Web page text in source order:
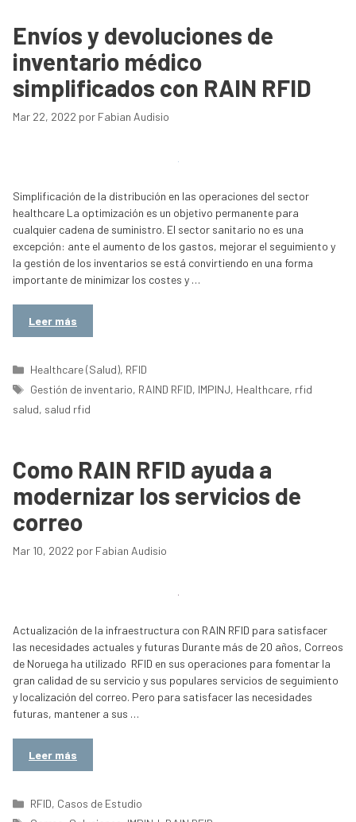
Envíos y devoluciones de
inventario médico
simplificados con RAIN RFID
Mar 22, 2022 por Fabian Audisio
Simplificación de la distribución en las operaciones del sector
healthcare La optimización es un objetivo permanente para
cualquier cadena de suministro. El sector sanitario no es una
excepción: ante el aumento de los gastos, mejorar el seguimiento y
la gestión de los inventarios se está convirtiendo en una forma
importante de minimizar los costes y …
Leer más
Categorías
Healthcare (Salud), RFID
Etiquetas
Gestión de inventario, RAIND RFID, IMPINJ, Healthcare, rfid
salud, salud rfid
Como RAIN RFID ayuda a
modernizar los servicios de
correo
Mar 10, 2022 por Fabian Audisio
Actualización de la infraestructura con RAIN RFID para satisfacer
las necesidades actuales y futuras Durante más de 20 años, Correos
de Noruega ha utilizado RFID en sus operaciones para fomentar la
gran calidad de su servicio y sus populares servicios de seguimiento
y localización del correo. Pero para satisfacer las necesidades
futuras, mantener a sus …
Leer más
Categorías
RFID, Casos de Estudio